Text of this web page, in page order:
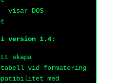
– visar DOS-
i version 1.4:
skapa
vid formatering
med